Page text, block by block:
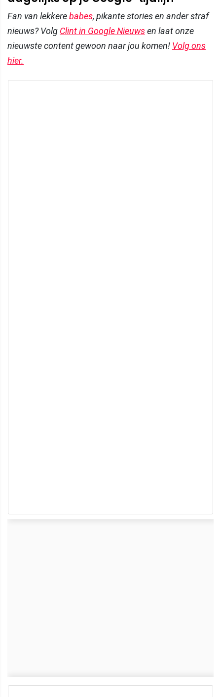
Fan van lekkerebabes, pikante stories en ander straf
nieuws? Volg Clint in Google Nieuwsen laat onze
nieuwste content gewoon naar jou komen! Volg ons
hier.